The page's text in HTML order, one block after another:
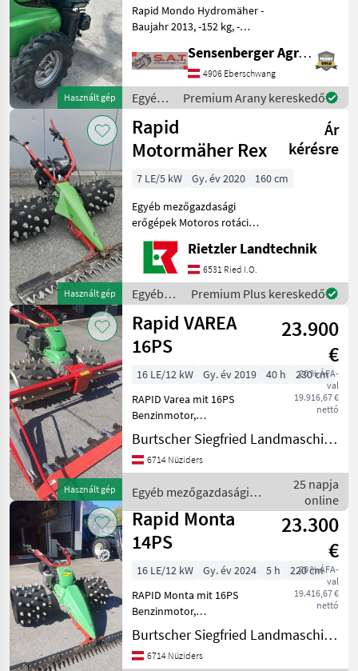
Használt gép
Rapid Mondo Hydromäher -
Baujahr 2013, -152 kg, -
-Zustand neuwertig -inkl.
Schneefräße -inkl.
Schneepflug -Kehrmaschine
-Komunalbalk
Sensenberger Agrar-Technik
4906 Eberschwang
Egyéb
mezőgazdasági
erőgépek
/ Rapid
Premium Arany kereskedő
Használt gép
Rapid
Motormäher Rex
Ár
kérésre
7 LE/5 kW Gy. év 2020
160 cm
Egyéb mezőgazdasági
erőgépek Motoros rotációs
fűkaszák
Rietzler Landtechnik
6531 Ried I.O.
Egyéb
mezőgazdasági
erőgépek
/ Rapid
Premium Plus kereskedő
Használt gép
Rapid VAREA
16PS
23.900
€
20 % ÁFA-
val
19.916,67 €
nettó
16 LE/12 kW Gy. év 2019 40 h
230 cm
RAPID Varea mit 16PS
Benzinmotor,
Hydrostatischem
Fahrantrieb,
Radausschaltung, Holmen
auch sperrbar,
Stachelwalzen Stahl 4-
Reihig. Grundmasch
Burtscher Siegfried Landmaschinen
6714 Nüziders
Egyéb mezőgazdasági
erőgépek / Rapid
25 napja
online
Rapid Monta
14PS
23.300
€
20 % ÁFA-
val
19.416,67 €
nettó
16 LE/12 kW Gy. év 2024 5 h
220 cm
RAPID Monta mit 16PS
Benzinmotor,
Hydrostatischer
Fahrantrieb, Holmen und
Lenkhebellenkung auch
Burtscher Siegfried Landmaschinen
6714 Nüziders